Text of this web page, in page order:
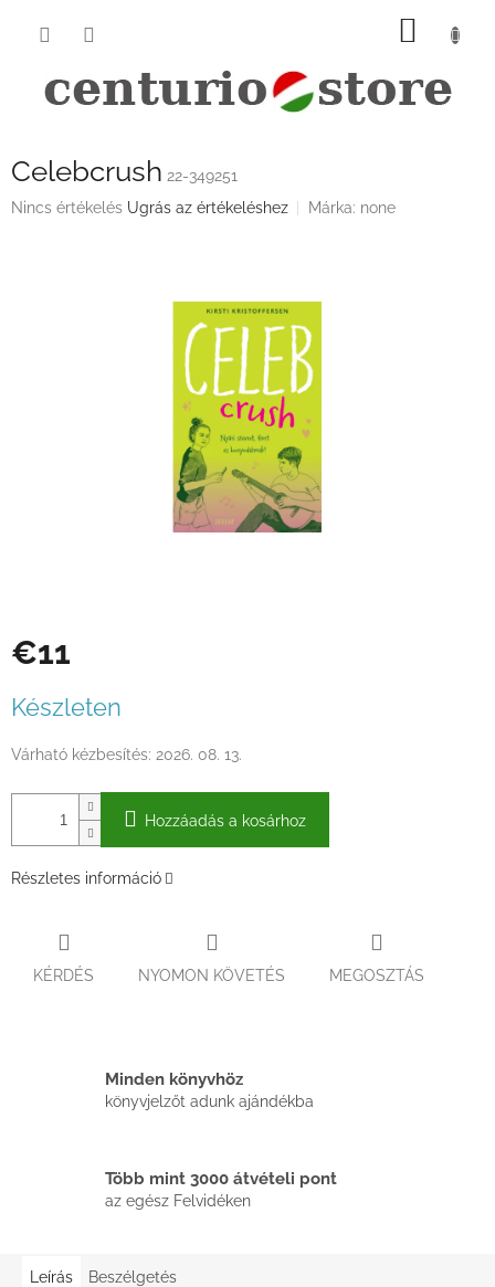
KOSÁR
Celebcrush 22-349251
A
Nincs értékelés Ugrás az értékeléshez Márka: none
€11
Készleten
Várható kézbesítés: 2026. 08. 13.
Hozzáadás a kosárhoz
Részletes információ
KÉRDÉS NYOMON KÖVETÉS MEGOSZTÁS
Minden könyvhöz
könyvjelzőt adunk ajándékba
Több mint 3000 átvételi pont
az egész Felvidéken
Leírás Beszélgetés